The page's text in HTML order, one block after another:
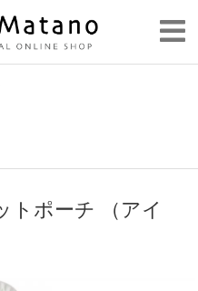
ポーチ （アイ